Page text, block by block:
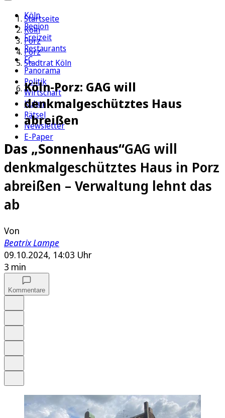
Köln
Region
Freizeit
Restaurants
FC
Panorama
Politik
Wirtschaft
Kultur
Rätsel
Newsletter
E-Paper
Startseite
Köln
Porz
Porz
Stadtrat Köln
Köln-Porz: GAG will
denkmalgeschütztes Haus
abreißen
Das „Sonnenhaus“GAG will
denkmalgeschütztes Haus in Porz
abreißen – Verwaltung lehnt das
ab
Von
Beatrix Lampe
09.10.2024, 14:03 Uhr
3 min
Kommentare